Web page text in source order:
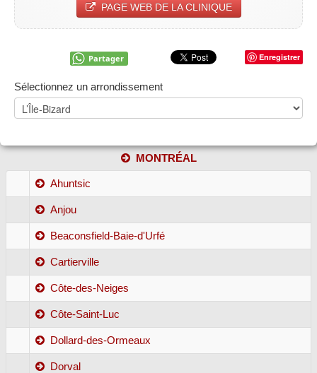
PAGE WEB DE LA CLINIQUE
Enregistrer
Partager
Sélectionnez un arrondissement
MONTRÉAL
Ahuntsic
Anjou
Beaconsfield-Baie-d'Urfé
Cartierville
Côte-des-Neiges
Côte-Saint-Luc
Dollard-des-Ormeaux
Dorval